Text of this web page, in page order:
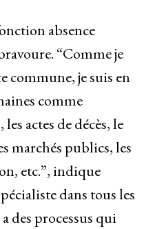
absence
“Comme je
commune, je suis en
comme
actes de décès, le
marchés publics, les
etc.”, indique
dans tous les
des processus qui